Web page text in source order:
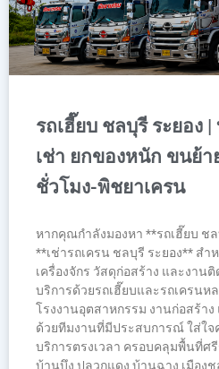
รถเฮี๊ยบ ชลบุรี ระยอง
เช่า ยกของหนัก ขนย้า
ชั่วโมง-พิชยาเครน
หากคุณกำลังมองหา **รถเฮี๊ยบ ช
**เช่ารถเครน ชลบุรี ระยอง** ส
เครื่องจักร วัสดุก่อสร้าง และงาน
บริการด้วยรถเฮี๊ยบและรถเครนห
โรงงานอุตสาหกรรม งานก่อสร้า
ด้วยทีมงานที่มีประสบการณ์ ใส่ใ
บริการตรงเวลา ครอบคลุมพื้นที่ศ
บ้านบึง ปลวกแดง บ้านฉาง เมือง